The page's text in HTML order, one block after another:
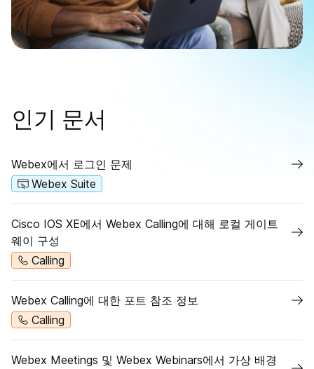
인기 문서
Webex에서 로그인 문제
Webex Suite
Cisco IOS XE에서 Webex Calling에 대해 로컬 게이트
웨이 구성
Calling
Webex Calling에 대한 포트 참조 정보
Calling
Webex Meetings 및 Webex Webinars에서 가상 배경